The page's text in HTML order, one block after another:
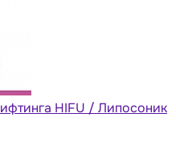
HIFU / Липосоник